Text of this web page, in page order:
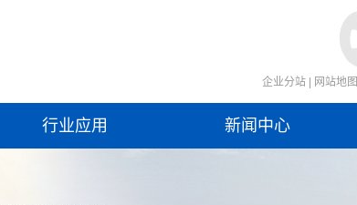
企业分站 网站地图
行业应用 新闻中心